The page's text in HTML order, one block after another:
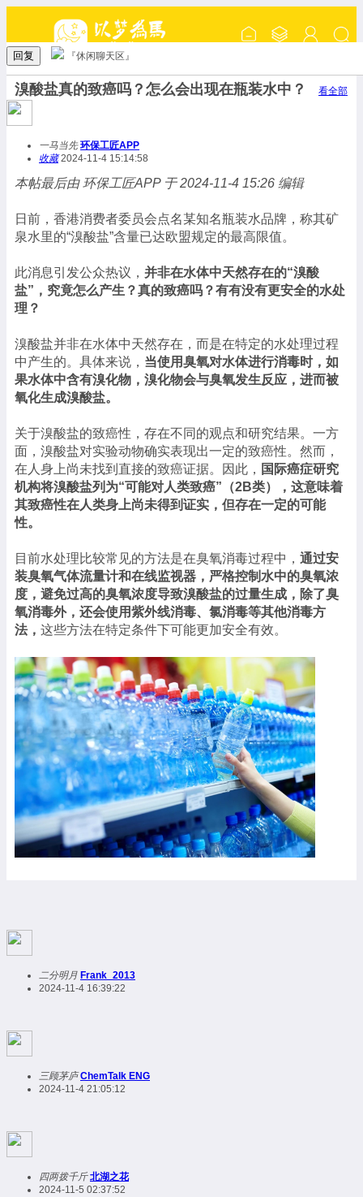
回复 『休闲聊天区』
溴酸盐真的致癌吗？怎么会出现在瓶装水中？ 看全部
一马当先 环保工匠APP
收藏2024-11-4 15:14:58
本帖最后由 环保工匠APP 于 2024-11-4 15:26 编辑
日前，香港消费者委员会点名某知名瓶装水品牌，称其矿
泉水里的“溴酸盐”含量已达欧盟规定的最高限值。
此消息引发公众热议， 并非在水体中天然存在的“溴酸
盐”，究竟怎么产生？真的致癌吗？有有没有更安全的水处
理？
溴酸盐并非在水体中天然存在，而是在特定的水处理过程
中产生的。具体来说， 当使用臭氧对水体进行消毒时，如
果水体中含有溴化物，溴化物会与臭氧发生反应，进而被
氧化生成溴酸盐。
关于溴酸盐的致癌性，存在不同的观点和研究结果。一方
面，溴酸盐对实验动物确实表现出一定的致癌性。然而，
在人身上尚未找到直接的致癌证据。因此， 国际癌症研究
机构将溴酸盐列为“可能对人类致癌”（2B类），这意味着
其致癌性在人类身上尚未得到证实，但存在一定的可能
性。
目前水处理比较常见的方法是在臭氧消毒过程中， 通过安
装臭氧气体流量计和在线监视器，严格控制水中的臭氧浓
度，避免过高的臭氧浓度导致溴酸盐的过量生成，除了臭
氧消毒外，还会使用紫外线消毒、氯消毒等其他消毒方
法， 这些方法在特定条件下可能更加安全有效。
二分明月 Frank_2013
2024-11-4 16:39:22
三顾茅庐 ChemTalk ENG
2024-11-4 21:05:12
四两拨千斤 北湖之花
2024-11-5 02:37:52